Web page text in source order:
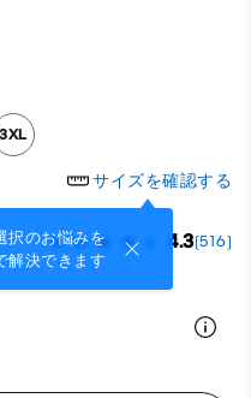
3XL
サイズを確認する
択のお悩みを
解決できます
4.3(516)